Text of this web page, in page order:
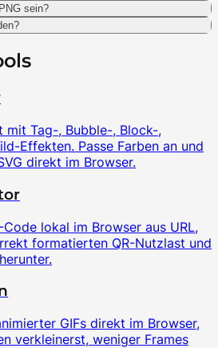
sein?
Tag-, Bubble-, Block-,
Effekten. Passe Farben an und
direkt im Browser.
Code lokal im Browser aus URL,
formatierten QR-Nutzlast und
GIFs direkt im Browser,
verkleinerst, weniger Frames